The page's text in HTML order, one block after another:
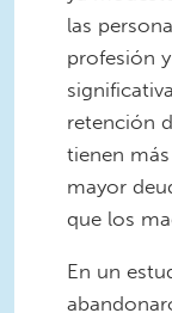
las
profesión
retención
tienen
mayor
que los
En un